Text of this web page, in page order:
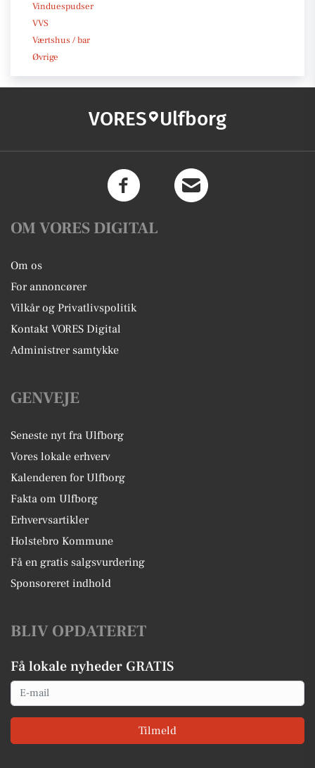
Vinduespudser
VVS
Værtshus / bar
Øvrige
VORES Ulfborg
OM VORES DIGITAL
Om os
For annoncører
Vilkår og Privatlivspolitik
Kontakt VORES Digital
Administrer samtykke
GENVEJE
Seneste nyt fra Ulfborg
Vores lokale erhverv
Kalenderen for Ulfborg
Fakta om Ulfborg
Erhvervsartikler
Holstebro Kommune
Få en gratis salgsvurdering
Sponsoreret indhold
BLIV OPDATERET
Få lokale nyheder GRATIS
Email
Tilmeld